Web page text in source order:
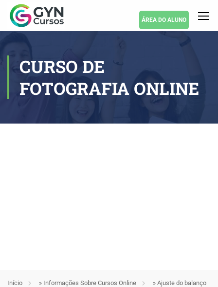
ÁREA DO ALUNO
CURSO DE
FOTOGRAFIA ONLINE
Início » Informações Sobre Cursos Online » Ajuste do balanço